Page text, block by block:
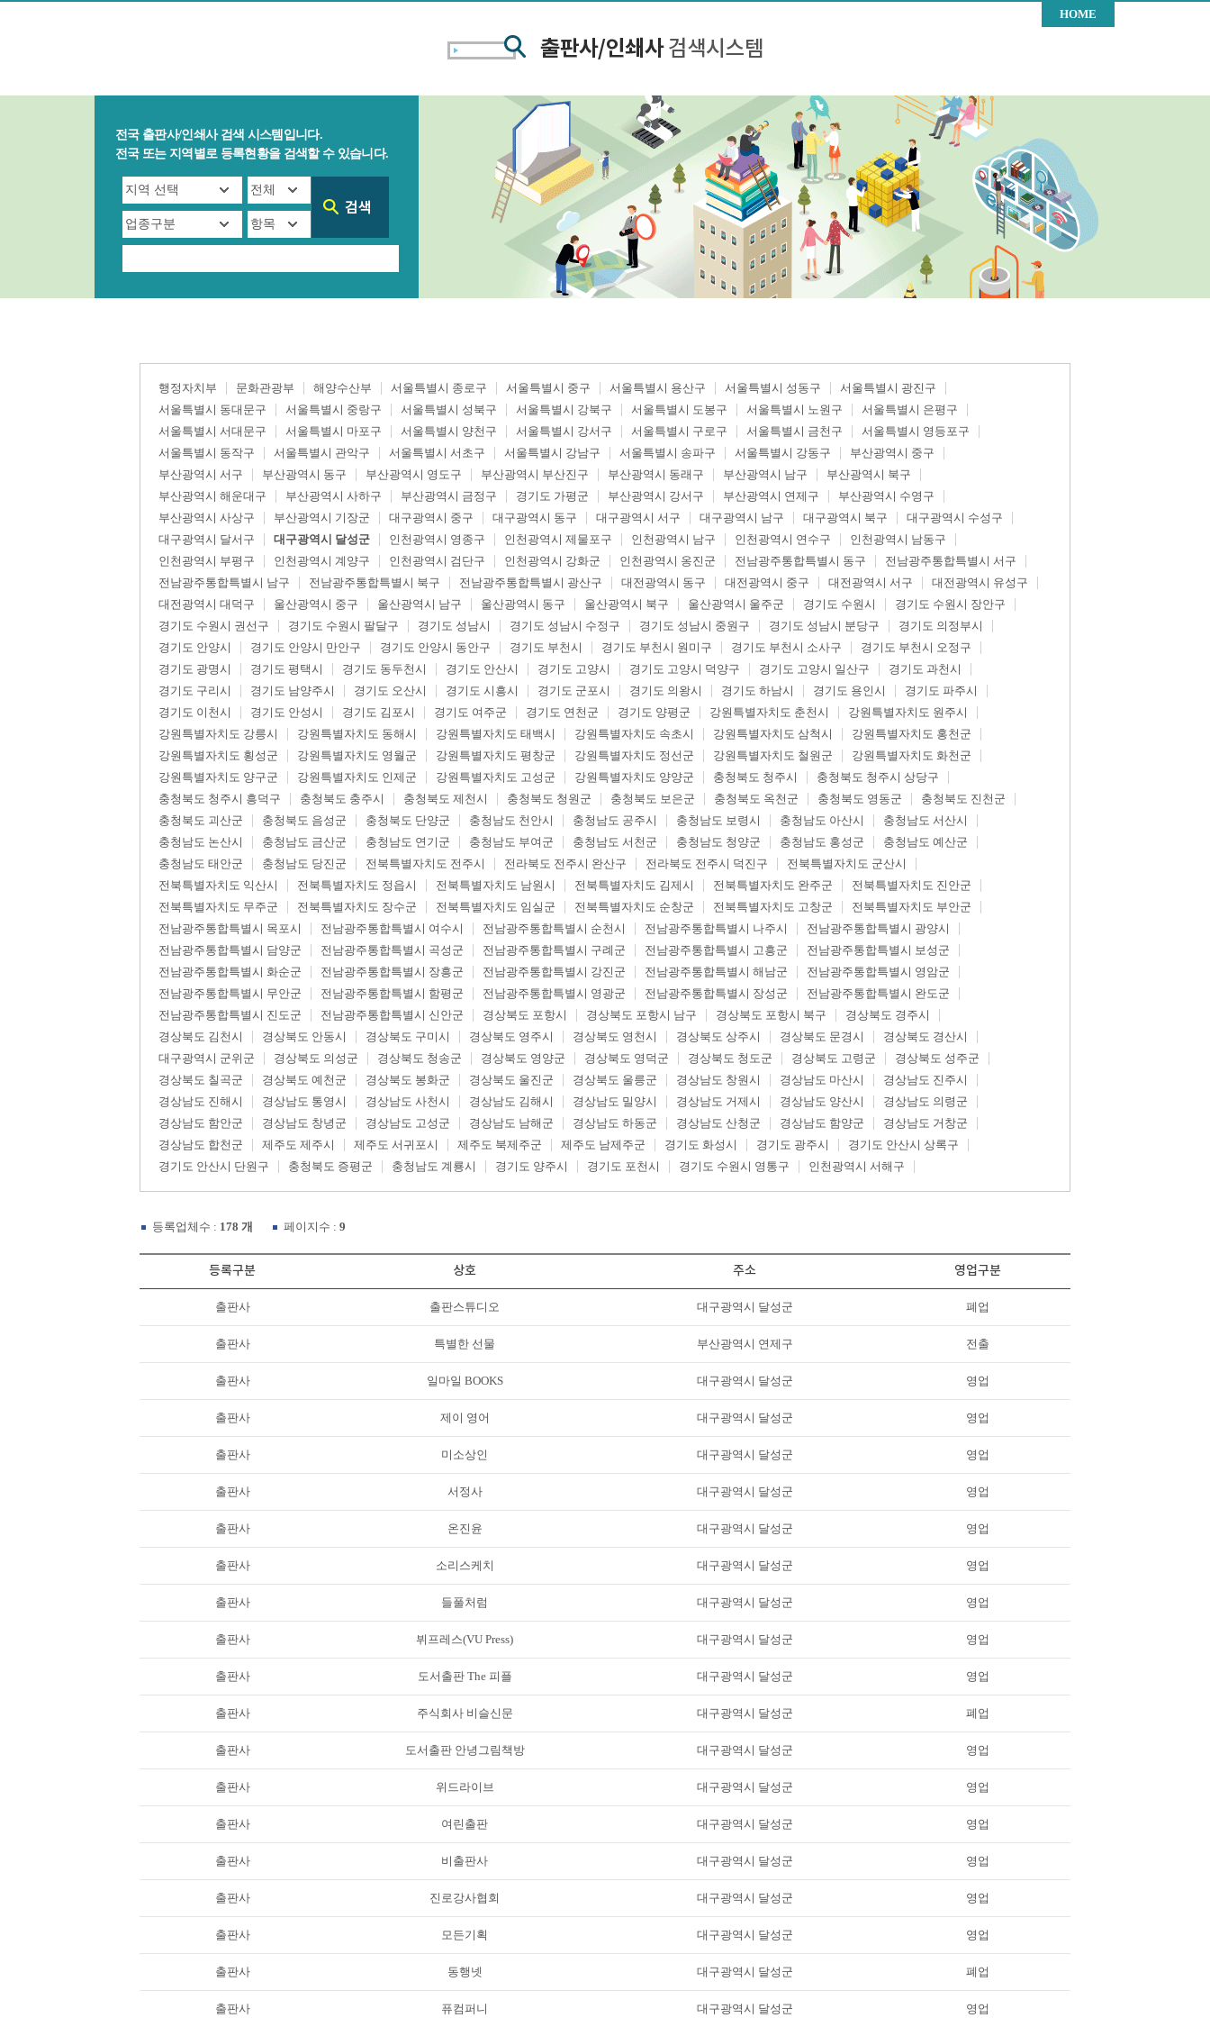
HOME
전국 출판사/인쇄사 검색 시스템입니다.
전국 또는 지역별로 등록현황을 검색할 수 있습니다.
행정자치부 문화관광부 해양수산부 서울특별시 종로구 서울특별시 중구 서울특별시 용산구 서울특별시 성동구
서울특별시 광진구
서울특별시 동대문구
서울특별시 중랑구 서울특별시 성북구 서울특별시 강북구 서울특별시 도봉구 서울특별시 노원구
서울특별시 은평구
서울특별시 서대문구
서울특별시 마포구 서울특별시 양천구 서울특별시 강서구 서울특별시 구로구 서울특별시 금천구
서울특별시 영등포구
서울특별시 동작구
서울특별시 관악구 서울특별시 서초구 서울특별시 강남구 서울특별시 송파구 서울특별시 강동구
부산광역시 중구
부산광역시 서구
부산광역시 동구 부산광역시 영도구 부산광역시 부산진구 부산광역시 동래구 부산광역시 남구
부산광역시 북구
부산광역시 해운대구
부산광역시 사하구 부산광역시 금정구 경기도 가평군 부산광역시 강서구 부산광역시 연제구
부산광역시 수영구
부산광역시 사상구
부산광역시 기장군 대구광역시 중구 대구광역시 동구 대구광역시 서구 대구광역시 남구 대구광역시 북구
대구광역시 수성구
대구광역시 달서구
대구광역시 달성군 인천광역시 영종구 인천광역시 제물포구 인천광역시 남구 인천광역시 연수구
인천광역시 남동구
인천광역시 부평구
인천광역시 계양구 인천광역시 검단구 인천광역시 강화군 인천광역시 옹진군 전남광주통합특별시 동구
전남광주통합특별시 서구
전남광주통합특별시 남구
전남광주통합특별시 북구 전남광주통합특별시 광산구 대전광역시 동구 대전광역시 중구 대전광역시 서구
대전광역시 유성구
대전광역시 대덕구
울산광역시 중구 울산광역시 남구 울산광역시 동구 울산광역시 북구 울산광역시 울주군 경기도 수원시
경기도 수원시 장안구
경기도 수원시 권선구
경기도 수원시 팔달구 경기도 성남시 경기도 성남시 수정구 경기도 성남시 중원구 경기도 성남시 분당구
경기도 의정부시
경기도 안양시
경기도 안양시 만안구 경기도 안양시 동안구 경기도 부천시 경기도 부천시 원미구 경기도 부천시 소사구
경기도 부천시 오정구
경기도 광명시
경기도 평택시 경기도 동두천시 경기도 안산시 경기도 고양시 경기도 고양시 덕양구 경기도 고양시 일산구
경기도 과천시
경기도 구리시
경기도 남양주시 경기도 오산시 경기도 시흥시 경기도 군포시 경기도 의왕시 경기도 하남시 경기도 용인시
경기도 파주시
경기도 이천시
경기도 안성시 경기도 김포시 경기도 여주군 경기도 연천군 경기도 양평군 강원특별자치도 춘천시
강원특별자치도 원주시
강원특별자치도 강릉시
강원특별자치도 동해시 강원특별자치도 태백시 강원특별자치도 속초시 강원특별자치도 삼척시
강원특별자치도 홍천군
강원특별자치도 횡성군
강원특별자치도 영월군 강원특별자치도 평창군 강원특별자치도 정선군 강원특별자치도 철원군
강원특별자치도 화천군
강원특별자치도 양구군
강원특별자치도 인제군 강원특별자치도 고성군 강원특별자치도 양양군 충청북도 청주시
충청북도 청주시 상당구
충청북도 청주시 흥덕구
충청북도 충주시 충청북도 제천시 충청북도 청원군 충청북도 보은군 충청북도 옥천군 충청북도 영동군
충청북도 진천군
충청북도 괴산군
충청북도 음성군 충청북도 단양군 충청남도 천안시 충청남도 공주시 충청남도 보령시 충청남도 아산시
충청남도 서산시
충청남도 논산시
충청남도 금산군 충청남도 연기군 충청남도 부여군 충청남도 서천군 충청남도 청양군 충청남도 홍성군
충청남도 예산군
충청남도 태안군
충청남도 당진군 전북특별자치도 전주시 전라북도 전주시 완산구 전라북도 전주시 덕진구
전북특별자치도 군산시
전북특별자치도 익산시
전북특별자치도 정읍시 전북특별자치도 남원시 전북특별자치도 김제시 전북특별자치도 완주군
전북특별자치도 진안군
전북특별자치도 무주군
전북특별자치도 장수군 전북특별자치도 임실군 전북특별자치도 순창군 전북특별자치도 고창군
전북특별자치도 부안군
전남광주통합특별시 목포시
전남광주통합특별시 여수시 전남광주통합특별시 순천시 전남광주통합특별시 나주시
전남광주통합특별시 광양시
전남광주통합특별시 담양군
전남광주통합특별시 곡성군 전남광주통합특별시 구례군 전남광주통합특별시 고흥군
전남광주통합특별시 보성군
전남광주통합특별시 화순군
전남광주통합특별시 장흥군 전남광주통합특별시 강진군 전남광주통합특별시 해남군
전남광주통합특별시 영암군
전남광주통합특별시 무안군
전남광주통합특별시 함평군 전남광주통합특별시 영광군 전남광주통합특별시 장성군
전남광주통합특별시 완도군
전남광주통합특별시 진도군
전남광주통합특별시 신안군 경상북도 포항시 경상북도 포항시 남구 경상북도 포항시 북구
경상북도 경주시
경상북도 김천시
경상북도 안동시 경상북도 구미시 경상북도 영주시 경상북도 영천시 경상북도 상주시 경상북도 문경시
경상북도 경산시
대구광역시 군위군
경상북도 의성군 경상북도 청송군 경상북도 영양군 경상북도 영덕군 경상북도 청도군 경상북도 고령군
경상북도 성주군
경상북도 칠곡군
경상북도 예천군 경상북도 봉화군 경상북도 울진군 경상북도 울릉군 경상남도 창원시 경상남도 마산시
경상남도 진주시
경상남도 진해시
경상남도 통영시 경상남도 사천시 경상남도 김해시 경상남도 밀양시 경상남도 거제시 경상남도 양산시
경상남도 의령군
경상남도 함안군
경상남도 창녕군 경상남도 고성군 경상남도 남해군 경상남도 하동군 경상남도 산청군 경상남도 함양군
경상남도 거창군
경상남도 합천군
제주도 제주시 제주도 서귀포시 제주도 북제주군 제주도 남제주군 경기도 화성시 경기도 광주시
경기도 안산시 상록구
경기도 안산시 단원구
충청북도 증평군 충청남도 계룡시 경기도 양주시 경기도 포천시 경기도 수원시 영통구 인천광역시 서해구
등록업체수 : 178 개 페이지수 : 9
등록구분 상호 주소 영업구분
출판사 출판스튜디오 대구광역시 달성군 폐업
출판사 특별한 선물 부산광역시 연제구 전출
출판사 일마일 BOOKS 대구광역시 달성군 영업
출판사 제이 영어 대구광역시 달성군 영업
출판사 미소상인 대구광역시 달성군 영업
출판사 서정사 대구광역시 달성군 영업
출판사 온진윤 대구광역시 달성군 영업
출판사 소리스케치 대구광역시 달성군 영업
출판사 들풀처럼 대구광역시 달성군 영업
출판사 뷔프레스(VU Press) 대구광역시 달성군 영업
출판사 도서출판 The 피플 대구광역시 달성군 영업
출판사 주식회사 비슬신문 대구광역시 달성군 폐업
출판사 도서출판 안녕그림책방 대구광역시 달성군 영업
출판사 위드라이브 대구광역시 달성군 영업
출판사 여린출판 대구광역시 달성군 영업
출판사 비출판사 대구광역시 달성군 영업
출판사 진로강사협회 대구광역시 달성군 영업
출판사 모든기획 대구광역시 달성군 영업
출판사 동행넷 대구광역시 달성군 폐업
출판사 퓨컴퍼니 대구광역시 달성군 영업